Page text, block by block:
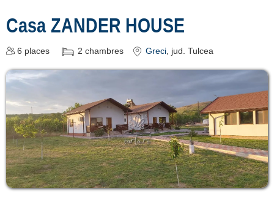
Casa ZANDER HOUSE
6 places 2 chambres Greci, jud. Tulcea